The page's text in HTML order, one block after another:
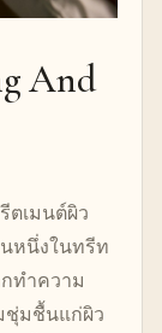
And
ตเมนต์ผิว
นหนึ่งในทรีท
ทำความ
ชุ่มชื้นแก่ผิว